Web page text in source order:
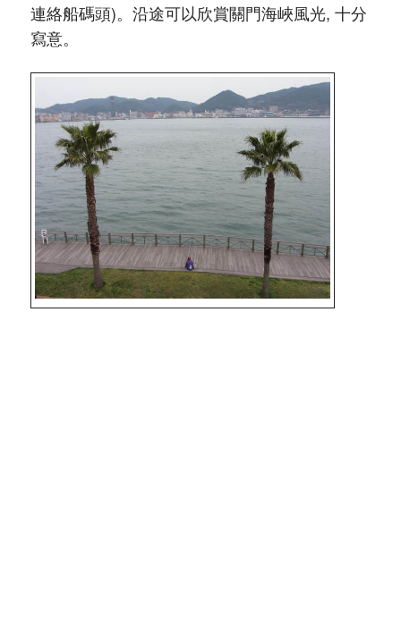
連絡船碼頭)。沿途可以欣賞關門海峽風光, 十分
寫意。